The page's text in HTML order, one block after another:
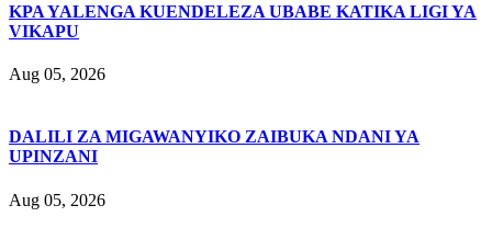
KPA YALENGA KUENDELEZA UBABE KATIKA LIGI YA
VIKAPU
Aug 05, 2026
DALILI ZA MIGAWANYIKO ZAIBUKA NDANI YA
UPINZANI
Aug 05, 2026